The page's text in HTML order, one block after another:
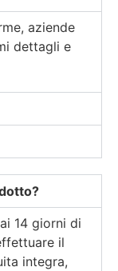
aziende
dettagli e
14 giorni di
il
integra,